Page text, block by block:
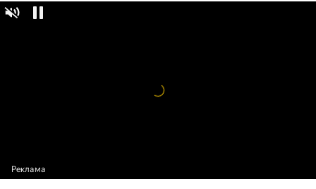
Видео
проигрыватель